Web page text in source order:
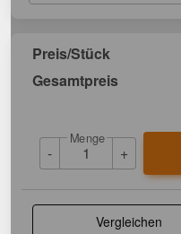
Preis/Stück
Gesamtpreis
-
Menge
+
Vergleichen